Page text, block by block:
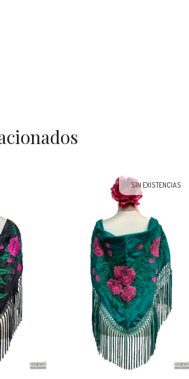
SIN EXISTENCIAS